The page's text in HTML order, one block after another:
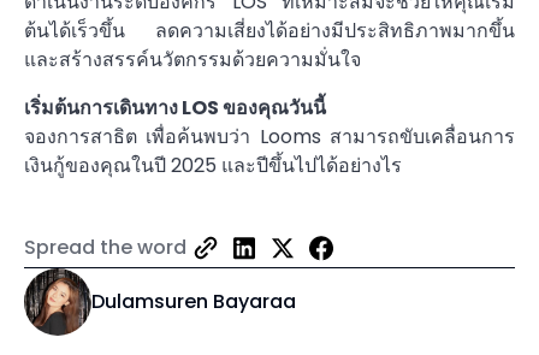
ต้นได้เร็วขึ้น ลดความเสี่ยงได้อย่างมีประสิทธิภาพมากขึ้น
และสร้างสรรค์นวัตกรรมด้วยความมั่นใจ
เริ่มต้นการเดินทาง LOS ของคุณวันนี้
จองการสาธิต เพื่อค้นพบว่า Looms สามารถขับเคลื่อนการ
เงินกู้ของคุณในปี 2025 และปีขึ้นไปได้อย่างไร
Spread the word
Dulamsuren Bayaraa